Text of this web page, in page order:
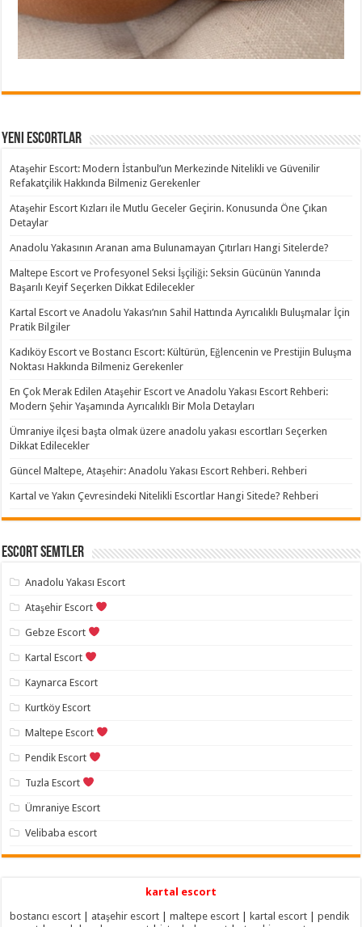
Yeni Escortlar
Ataşehir Escort: Modern İstanbul’un Merkezinde Nitelikli ve Güvenilir
Refakatçilik Hakkında Bilmeniz Gerekenler
Ataşehir Escort Kızları ile Mutlu Geceler Geçirin. Konusunda Öne Çıkan
Detaylar
Anadolu Yakasının Aranan ama Bulunamayan Çıtırları Hangi Sitelerde?
Maltepe Escort ve Profesyonel Seksi İşçiliği: Seksin Gücünün Yanında
Başarılı Keyif Seçerken Dikkat Edilecekler
Kartal Escort ve Anadolu Yakası’nın Sahil Hattında Ayrıcalıklı Buluşmalar İçin
Pratik Bilgiler
Kadıköy Escort ve Bostancı Escort: Kültürün, Eğlencenin ve Prestijin Buluşma
Noktası Hakkında Bilmeniz Gerekenler
En Çok Merak Edilen Ataşehir Escort ve Anadolu Yakası Escort Rehberi:
Modern Şehir Yaşamında Ayrıcalıklı Bir Mola Detayları
Ümraniye ilçesi başta olmak üzere anadolu yakası escortları Seçerken
Dikkat Edilecekler
Güncel Maltepe, Ataşehir: Anadolu Yakası Escort Rehberi. Rehberi
Kartal ve Yakın Çevresindeki Nitelikli Escortlar Hangi Sitede? Rehberi
Escort Semtler
Anadolu Yakası Escort
Ataşehir Escort
Gebze Escort
Kartal Escort
Kaynarca Escort
Kurtköy Escort
Maltepe Escort
Pendik Escort
Tuzla Escort
Ümraniye Escort
Velibaba escort
kartal escort
bostancı escort | ataşehir escort |maltepe escort |kartal escort |pendik